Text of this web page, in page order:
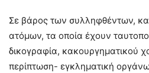
Σε βάρος των συλληφθέντων,
ατόμων, τα οποία έχουν
δικογραφία, κακουργηματικού
περίπτωση- εγκληματική